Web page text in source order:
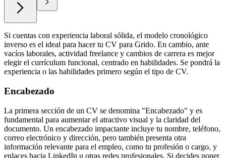
Si cuentas con experiencia laboral sólida, el modelo cronológico
inverso es el ideal para hacer tu CV para Grido. En cambio, ante
vacíos laborales, actividad freelance y cambios de carrera es mejor
elegir el currículum funcional, centrado en habilidades. Se pondrá la
experiencia o las habilidades primero según el tipo de CV.
Encabezado
La primera sección de un CV se denomina "Encabezado" y es
fundamental para aumentar el atractivo visual y la claridad del
documento. Un encabezado impactante incluye tu nombre, teléfono,
correo electrónico y dirección, pero también presenta otra
información relevante para el empleo, como tu profesión o cargo, y
enlaces hacia LinkedIn u otras redes profesionales. Si decides poner